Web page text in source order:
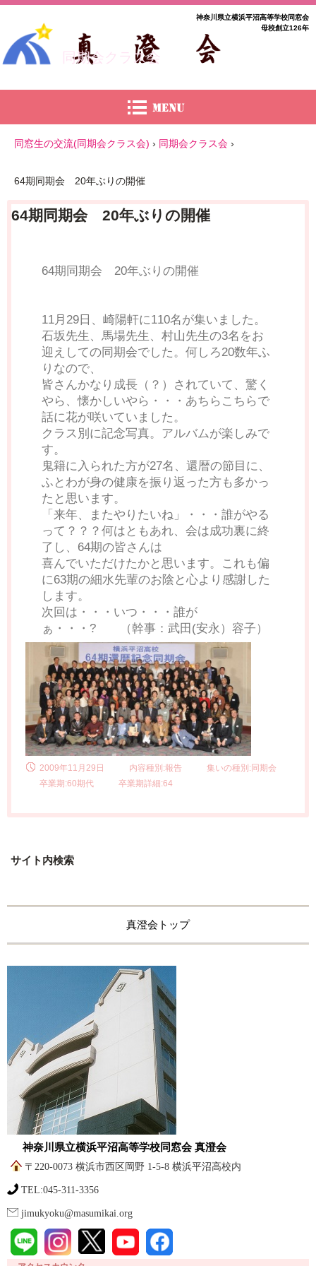
同期会クラス会
神奈川県立横浜平沼高等学校同窓会
母校創立126年
同窓生の交流(同期会クラス会) › 同期会クラス会 ›
64期同期会 20年ぶりの開催
64期同期会 20年ぶりの開催
64期同期会 20年ぶりの開催
11月29日、崎陽軒に110名が集いました。
石坂先生、馬場先生、村山先生の3名をお
迎えしての同期会でした。何しろ20数年ふ
りなので、
皆さんかなり成長（？）されていて、驚く
やら、懐かしいやら・・・あちらこちらで
話に花が咲いていました。
クラス別に記念写真。アルバムが楽しみで
す。
鬼籍に入られた方が27名、還暦の節目に、
ふとわが身の健康を振り返った方も多かっ
たと思います。
「来年、またやりたいね」・・・誰がやる
って？？？何はともあれ、会は成功裏に終
了し、64期の皆さんは
喜んでいただけたかと思います。これも偏
に63期の細水先輩のお陰と心より感謝した
します。
次回は・・・いつ・・・誰が
ぁ・・・? （幹事：武田(安永）容子）
2009年11月29日 内容種別:報告
集いの種別:同期会
卒業期:60期代
卒業期詳細:64
サイト内検索
真澄会トップ
神奈川県立横浜平沼高等学校同窓会 真澄会
〒220-0073 横浜市西区岡野 1-5-8 横浜平沼高校内
TEL:045-311-3356
jimukyoku@masumikai.org